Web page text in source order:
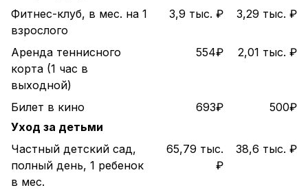
Фитнес-клуб, в мес. на 1
взрослого
3,9 тыс. ₽ 3,29 тыс. ₽
Аренда теннисного
корта (1 час в
выходной)
554₽ 2,01 тыс. ₽
Билет в кино 693₽
500₽
Уход за детьми
Частный детский сад,
полный день, 1 ребенок
в мес.
65,79 тыс.
₽
38,6 тыс. ₽